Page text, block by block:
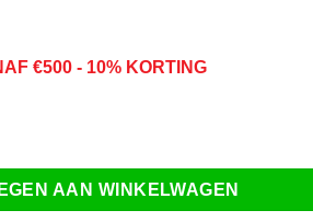
€500 - 10% KORTING
van de DS4780/4760 aantal
AAN WINKELWAGEN